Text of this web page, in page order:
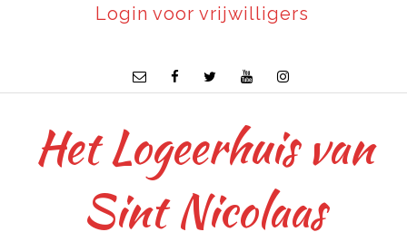
Login voor vrijwilligers
Het Logeerhuis van
Sint Nicolaas